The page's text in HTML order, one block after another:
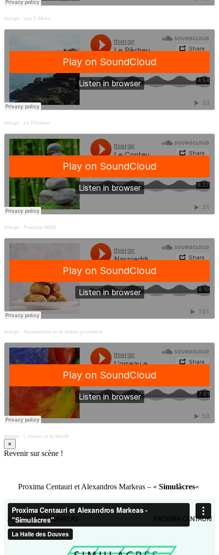
thiergir · Les 2 frêres
thiergir · Le Pêcheur
thiergir · Francine MOD
thiergir · Nassreddine et le sultan gourmand
thiergir · L'oiseau et la liberté
×
Revenir sur scène !
Proxima Centauri et Alexandros Markeas – « Simulâcres«